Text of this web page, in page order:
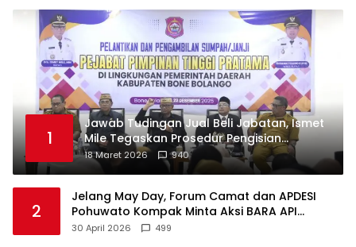
1
Jawab Tudingan Jual Beli Jabatan, Ismet
Mile Tegaskan Prosedur Pengisian
Jabatan
18 Maret 2026 940
2
Jelang May Day, Forum Camat dan APDESI
Pohuwato Kompak Minta Aksi BARA API
Ditunda
30 April 2026 499